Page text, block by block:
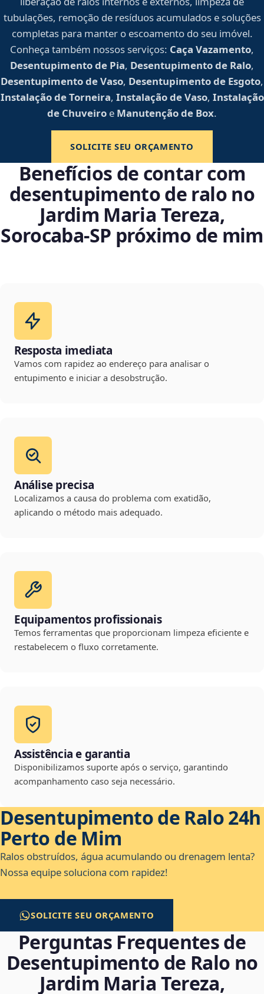
tubulações, remoção de resíduos acumulados e soluções
completas para manter o escoamento do seu imóvel.
Conheça também nossos serviços: Caça Vazamento,
Desentupimento de Pia, Desentupimento de Ralo,
Desentupimento de Vaso, Desentupimento de Esgoto,
Instalação de Torneira, Instalação de Vaso, Instalação
de Chuveiro e Manutenção de Box.
SOLICITE SEU ORÇAMENTO
Benefícios de contar com
desentupimento de ralo no
Jardim Maria Tereza,
Sorocaba‑SP próximo de mim
Resposta imediata
Vamos com rapidez ao endereço para analisar o
entupimento e iniciar a desobstrução.
Análise precisa
Localizamos a causa do problema com exatidão,
aplicando o método mais adequado.
Equipamentos profissionais
Temos ferramentas que proporcionam limpeza eficiente e
restabelecem o fluxo corretamente.
Assistência e garantia
Disponibilizamos suporte após o serviço, garantindo
acompanhamento caso seja necessário.
Desentupimento de Ralo 24h
Perto de Mim
Ralos obstruídos, água acumulando ou drenagem lenta?
Nossa equipe soluciona com rapidez!
SOLICITE SEU ORÇAMENTO
Perguntas Frequentes de
Desentupimento de Ralo no
Jardim Maria Tereza,